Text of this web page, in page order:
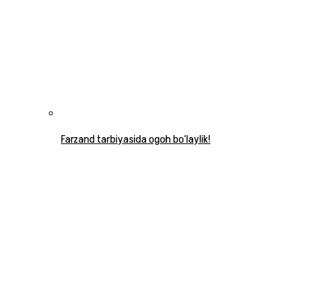
Farzand tarbiyasida ogoh bo‘laylik!